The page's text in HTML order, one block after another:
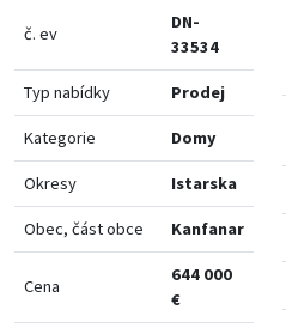
č. ev
DN-
33534
Typ nabídky Prodej
Kategorie Domy
Okresy Istarska
Obec, část obce Kanfanar
Cena
644 000
€